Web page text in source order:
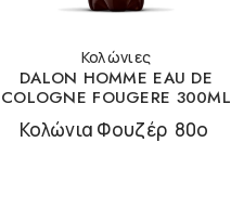
Κολώνιες
DALON HOMME EAU DE
COLOGNE FOUGERE 300ML
Κολώνια Φουζέρ 80ο